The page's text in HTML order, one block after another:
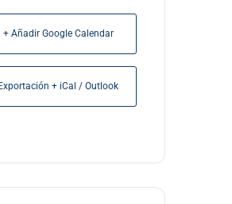
+ Añadir Google Calendar
Exportación + iCal / Outlook